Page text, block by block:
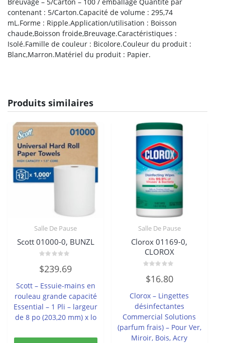
contenant : 5/Carton.Capacité de volume : 295,74
mL.Forme : Ripple.Application/utilisation : Boisson
chaude,Boisson froide,Breuvage.Caractéristiques :
Isolé.Famille de couleur : Bicolore.Couleur du produit :
Blanc,Marron.Matériel du produit : Papier.
Produits similaires
Salle De Pause
Scott 01000-0, BUNZL
0
sur
$239.69
Scott – Essuie-mains en
rouleau grande capacité
Essential – 1 Pli – largeur
de 8 po (203,20 mm) x lo
Salle De Pause
Clorox 01169-0,
CLOROX
0
sur
$16.80
Clorox – Lingettes
désinfectantes
Commercial Solutions
(parfum frais) – Pour Ver,
Miroir, Bois, Acry